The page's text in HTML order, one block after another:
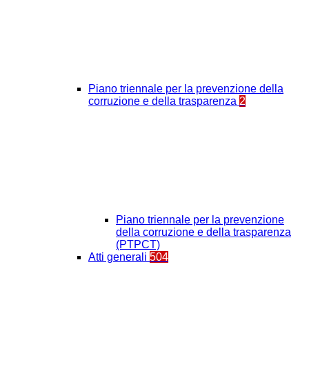
Piano triennale per la prevenzione della
corruzione e della trasparenza 2
Piano triennale per la prevenzione
della corruzione e della trasparenza
(PTPCT)
Atti generali 504